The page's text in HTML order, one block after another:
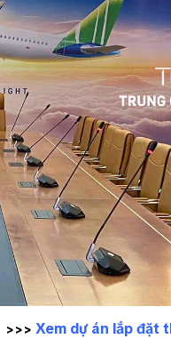
>>> Xem dự án lắp đặt